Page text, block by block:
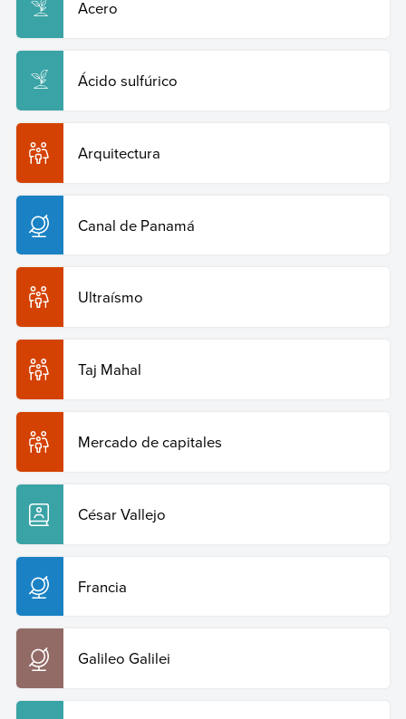
Acero
Ácido sulfúrico
Arquitectura
Canal de Panamá
Ultraísmo
Taj Mahal
Mercado de capitales
César Vallejo
Francia
Galileo Galilei